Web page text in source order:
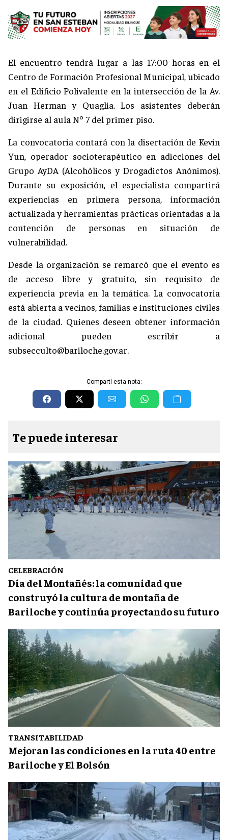
El encuentro tendrá lugar a las 17:00 horas en el
Centro de Formación Profesional Municipal, ubicado
en el Edificio Polivalente en la intersección de la Av.
Juan Herman y Quaglia. Los asistentes deberán
dirigirse al aula Nº 7 del primer piso.
La convocatoria contará con la disertación de Kevin
Yun, operador socioterapéutico en adicciones del
Grupo AyDA (Alcohólicos y Drogadictos Anónimos).
Durante su exposición, el especialista compartirá
experiencias en primera persona, información
actualizada y herramientas prácticas orientadas a la
contención de personas en situación de
vulnerabilidad.
Desde la organización se remarcó que el evento es
de acceso libre y gratuito, sin requisito de
experiencia previa en la temática. La convocatoria
está abierta a vecinos, familias e instituciones civiles
de la ciudad. Quienes deseen obtener información
adicional pueden escribir a
subsecculto@bariloche.gov.ar.
Compartí esta nota:
Te puede interesar
CELEBRACIÓN
Día del Montañés: la comunidad que
construyó la cultura de montaña de
Bariloche y continúa proyectando su futuro
TRANSITABILIDAD
Mejoran las condiciones en la ruta 40 entre
Bariloche y El Bolsón